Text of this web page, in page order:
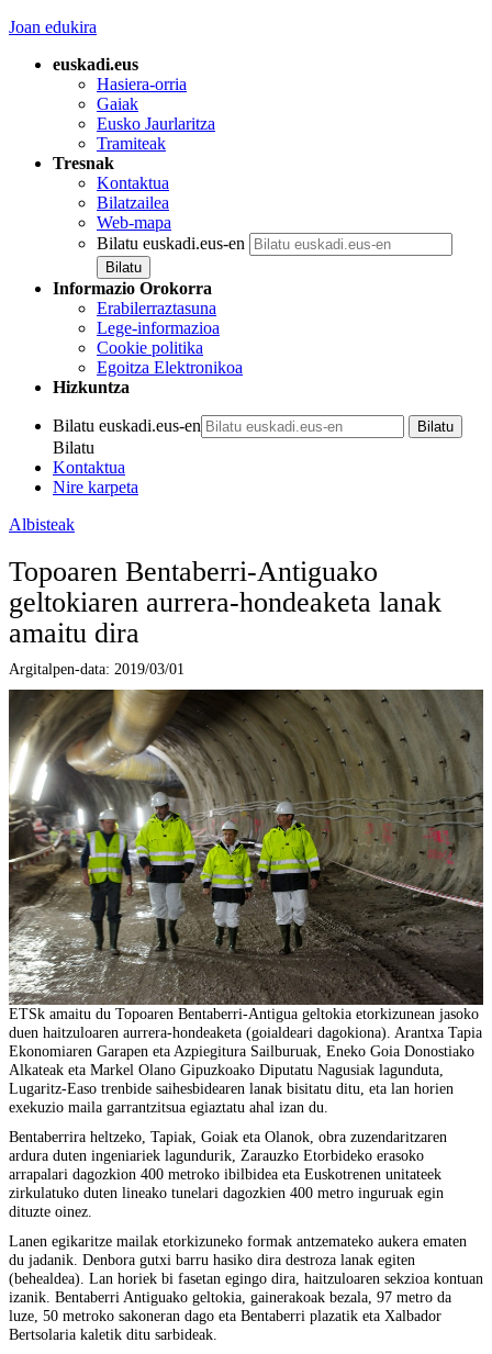
Joan edukira
euskadi.eus
Hasiera-orria
Gaiak
Eusko Jaurlaritza
Tramiteak
Tresnak
Kontaktua
Bilatzailea
Web-mapa
Bilatu euskadi.eus-en
Informazio Orokorra
Erabilerraztasuna
Lege-informazioa
Cookie politika
Egoitza Elektronikoa
Hizkuntza
Bilatu euskadi.eus-en
Bilatu
Kontaktua
Nire karpeta
Albisteak
Topoaren Bentaberri-Antiguako
geltokiaren aurrera-hondeaketa lanak
amaitu dira
Argitalpen-data: 2019/03/01
ETSk amaitu du Topoaren Bentaberri-Antigua geltokia etorkizunean jasoko
duen haitzuloaren aurrera-hondeaketa (goialdeari dagokiona). Arantxa Tapia
Ekonomiaren Garapen eta Azpiegitura Sailburuak, Eneko Goia Donostiako
Alkateak eta Markel Olano Gipuzkoako Diputatu Nagusiak lagunduta,
Lugaritz-Easo trenbide saihesbidearen lanak bisitatu ditu, eta lan horien
exekuzio maila garrantzitsua egiaztatu ahal izan du.
Bentaberrira heltzeko, Tapiak, Goiak eta Olanok, obra zuzendaritzaren
ardura duten ingeniariek lagundurik, Zarauzko Etorbideko erasoko
arrapalari dagozkion 400 metroko ibilbidea eta Euskotrenen unitateek
zirkulatuko duten lineako tunelari dagozkien 400 metro inguruak egin
dituzte oinez.
Lanen egikaritze mailak etorkizuneko formak antzemateko aukera ematen
du jadanik. Denbora gutxi barru hasiko dira destroza lanak egiten
(behealdea). Lan horiek bi fasetan egingo dira, haitzuloaren sekzioa kontuan
izanik. Bentaberri Antiguako geltokia, gainerakoak bezala, 97 metro da
luze, 50 metroko sakoneran dago eta Bentaberri plazatik eta Xalbador
Bertsolaria kaletik ditu sarbideak.